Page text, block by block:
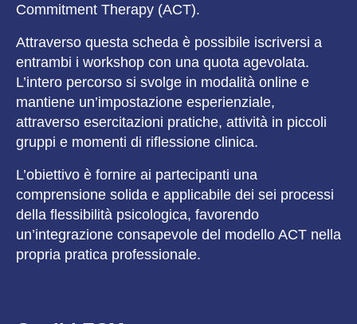
Commitment Therapy (ACT).
Attraverso questa scheda è possibile iscriversi a
entrambi i workshop con una quota agevolata.
L’intero percorso si svolge in modalità online e
mantiene un’impostazione esperienziale,
attraverso esercitazioni pratiche, attività in piccoli
gruppi e momenti di riflessione clinica.
L’obiettivo è fornire ai partecipanti una
comprensione solida e applicabile dei sei processi
della flessibilità psicologica, favorendo
un’integrazione consapevole del modello ACT nella
propria pratica professionale.